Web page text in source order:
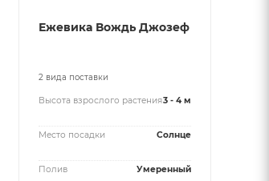
Ежевика Вождь Джозеф
2 вида поставки
Высота взрослого растения3 - 4 м
Место посадки Солнце
Полив Умеренный